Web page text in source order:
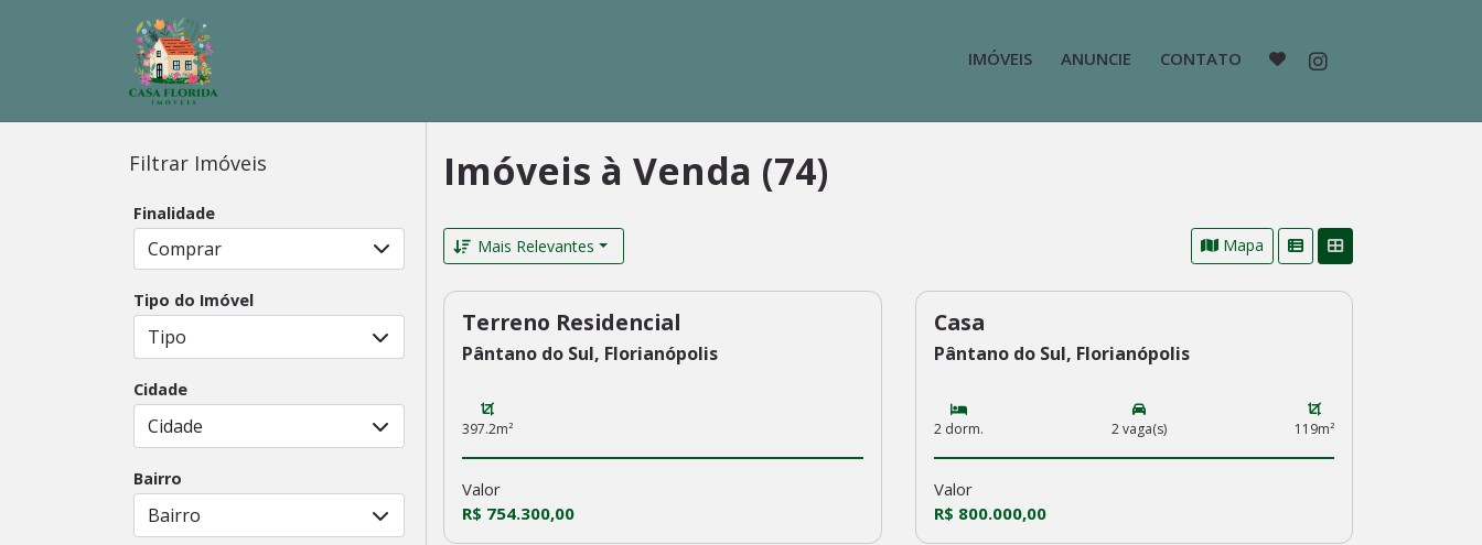
IMÓVEIS ANUNCIE CONTATO
Filtrar Imóveis
Finalidade
Comprar
Tipo do Imóvel
Tipo
Cidade
Cidade
Bairro
Bairro
Imóveis à Venda (74)
Mais Relevantes Mapa
237
Terreno Residencial
Pântano do Sul, Florianópolis
397.2m²
Valor
R$ 754.300,00
236
Casa
Pântano do Sul, Florianópolis
2 dorm. 2 vaga(s) 119m²
Valor
R$ 800.000,00